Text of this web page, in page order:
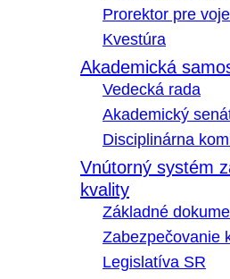
Prorektor pre
Kvestúra
Akademická
Vedecká rada
Akademický
Disciplinárna
Vnútorný systém
kvality
Základné
Zabezpečovanie
Legislatíva SR